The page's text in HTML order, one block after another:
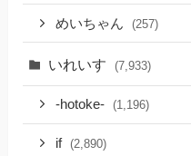
めいちゃん (257)
いれいす (7,933)
-hotoke- (1,196)
if (2,890)